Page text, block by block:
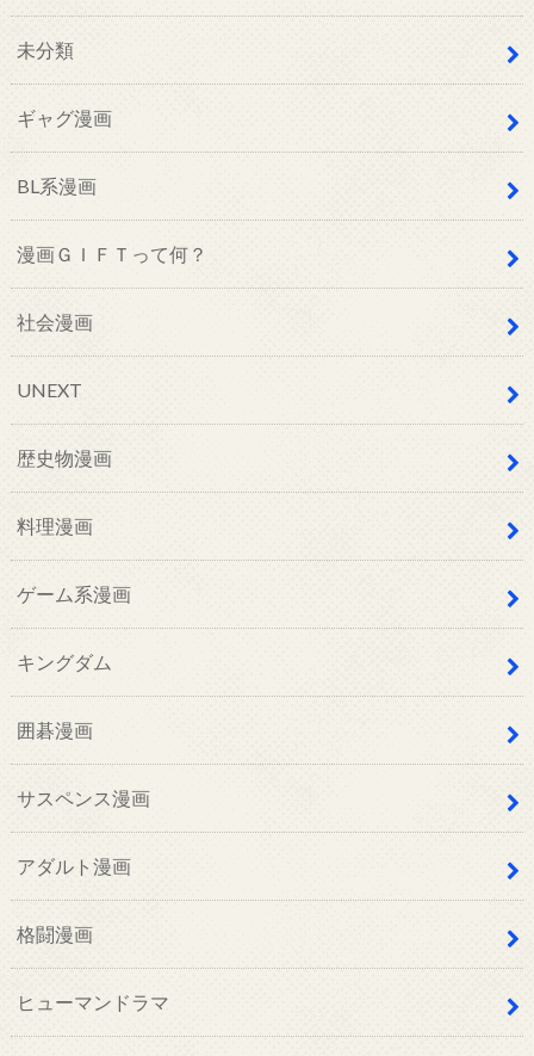
未分類
ギャグ漫画
BL系漫画
漫画ＧＩＦＴって何？
社会漫画
UNEXT
歴史物漫画
料理漫画
ゲーム系漫画
キングダム
囲碁漫画
サスペンス漫画
アダルト漫画
格闘漫画
ヒューマンドラマ